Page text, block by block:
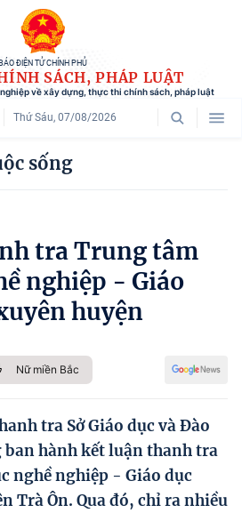
BÁO ĐIỆN TỬ CHÍNH PHỦ
SÁCH, PHÁP LUẬT
về xây dựng, thực thi chính sách, pháp luật
Thứ Sáu, 07/08/2026
và doanh nghiệp dân tộc
sản
sống
tra Trung tâm
nghiệp - Giáo
huyện
Nữ miền Bắc
tra Sở Giáo dục và Đào
hành kết luận thanh tra
nghề nghiệp - Giáo dục
Trà Ôn. Qua đó, chỉ ra nhiều